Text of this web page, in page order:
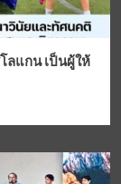
ลแกน เป็นผู้ให้